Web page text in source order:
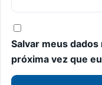
Salvar meus
próxima vez que